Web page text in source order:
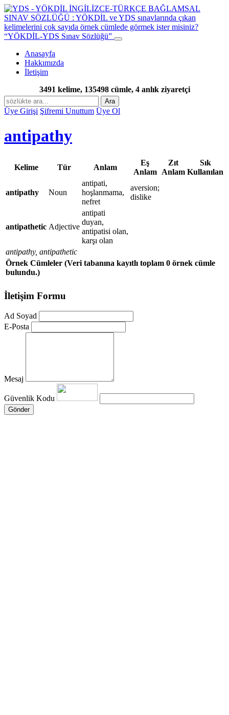
“YÖKDİL-YDS Sınav Sözlüğü”
Anasayfa
Hakkımızda
İletişim
3491 kelime, 135498 cümle, 4 anlık ziyaretçi
Ara
Üye Girişi Şifremi Unuttum Üye Ol
antipathy
Kelime Tür Anlam
Eş
Anlam
Zıt
Anlam
Sık
Kullanılan
antipathy Noun
antipati,
hoşlanmama,
nefret
aversion;
dislike
antipathetic Adjective
antipati
duyan,
antipatisi olan,
karşı olan
antipathy, antipathetic
Örnek Cümleler (Veri tabanına kayıtlı toplam 0 örnek cümle
bulundu.)
İletişim Formu
Ad Soyad
E-Posta
Mesaj
Güvenlik Kodu
Gönder